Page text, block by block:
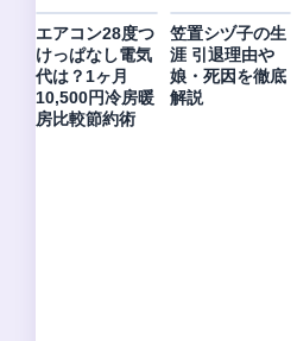
エアコン28度つ
けっぱなし電気
代は？1ヶ月
10,500円冷房暖
房比較節約術
笠置シヅ子の生
涯 引退理由や
娘・死因を徹底
解説